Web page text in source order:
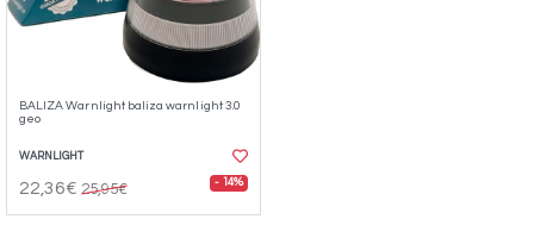
BALIZA Warnlight baliza warnlight 3.0
geo
WARNLIGHT
22,36€ 25,95€ - 14%